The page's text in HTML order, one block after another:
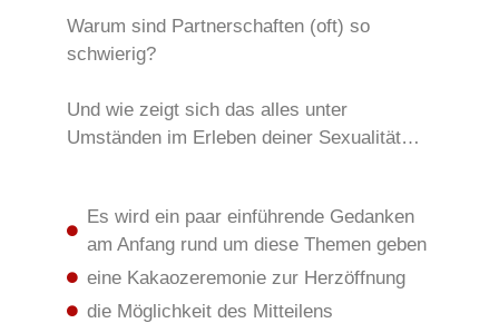
Warum sind Partnerschaften (oft) so
schwierig?
Und wie zeigt sich das alles unter
Umständen im Erleben deiner Sexualität…
Es wird ein paar einführende Gedanken
am Anfang rund um diese Themen geben
eine Kakaozeremonie zur Herzöffnung
die Möglichkeit des Mitteilens